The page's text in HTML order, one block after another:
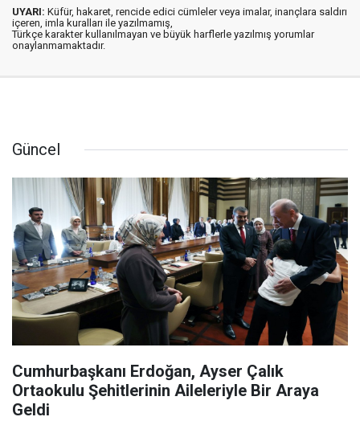
UYARI: Küfür, hakaret, rencide edici cümleler veya imalar, inançlara saldırı
içeren, imla kuralları ile yazılmamış,
Türkçe karakter kullanılmayan ve büyük harflerle yazılmış yorumlar
onaylanmamaktadır.
Güncel
Cumhurbaşkanı Erdoğan, Ayser Çalık
Ortaokulu Şehitlerinin Aileleriyle Bir Araya
Geldi